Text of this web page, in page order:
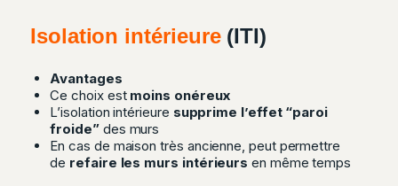
Isolation intérieure(ITI)
Avantages
Ce choix est moins onéreux
L’isolation intérieure supprime l’effet “paroi
froide”des murs
En cas de maison très ancienne, peut permettre
de refaire les murs intérieurs en même temps